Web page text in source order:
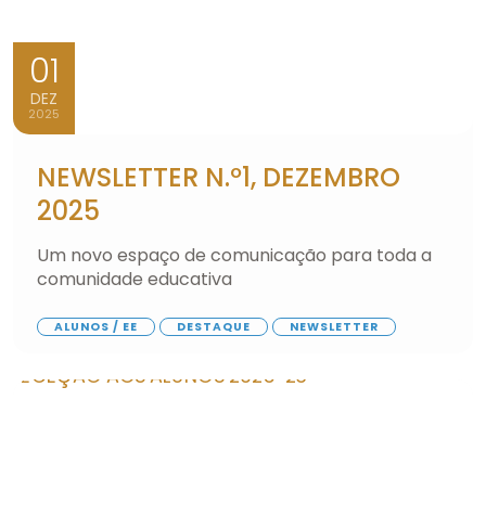
01
DEZ
2025
NEWSLETTER N.º1, DEZEMBRO
2025
Um novo espaço de comunicação para toda a
comunidade educativa
ALUNOS / EE DESTAQUE NEWSLETTER